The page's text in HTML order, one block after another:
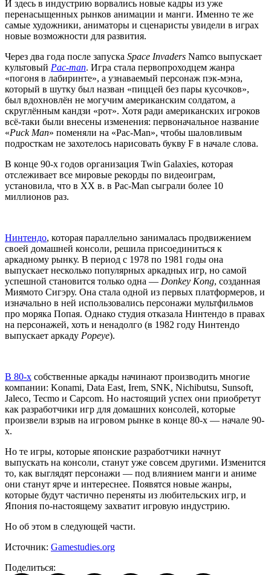
И здесь в индустрию ворвались новые кадры из уже
перенасыщенных рынков анимации и манги. Именно те же
самые художники, аниматоры и сценаристы увидели в играх
новые возможности для развития.
Через два года после запуска Space Invaders Namco выпускает
культовый Pac-man. Игра стала первопроходцем жанра
«погоня в лабиринте», а узнаваемый персонаж пэк-мэна,
который в шутку был назван «пиццей без пары кусочков»,
был вдохновлён не могучим американским солдатом, а
скруглённым кандзи «рот». Хотя ради американских игроков
всё-таки были внесены изменения: первоначальное название
«Puck Man» поменяли на «Pac-Man», чтобы шаловливым
подросткам не захотелось нарисовать букву F в начале слова.
В конце 90-х годов организация Twin Galaxies, которая
отслеживает все мировые рекорды по видеоиграм,
установила, что в ХХ в. в Pac-Man сыграли более 10
миллионов раз.
Нинтендо, которая параллельно занималась продвижением
своей домашней консоли, решила присоединиться к
аркадному рынку. В период с 1978 по 1981 годы она
выпускает несколько популярных аркадных игр, но самой
успешной становится только одна — Donkey Kong, созданная
Миямото Сигэру. Она стала одной из первых платформеров, и
изначально в ней использовались персонажи мультфильмов
про моряка Попая. Однако студия отказала Нинтендо в правах
на персонажей, хоть и ненадолго (в 1982 году Нинтендо
выпускает аркаду Popeye).
В 80-х собственные аркады начинают производить многие
компании: Konami, Data East, Irem, SNK, Nichibutsu, Sunsoft,
Jaleco, Tecmo и Capcom. Но настоящий успех они приобретут
как разработчики игр для домашних консолей, которые
произвели взрыв на игровом рынке в конце 80-х — начале 90-
х.
Но те игры, которые японские разработчики начнут
выпускать на консоли, станут уже совсем другими. Изменится
то, как выглядят персонажи — под влиянием манги и аниме
они станут ярче и интереснее. Появятся новые жанры,
которые будут частично переняты из любительских игр, и
Япония по-настоящему захватит игровую индустрию.
Но об этом в следующей части.
Источник: Gamestudies.org
Поделиться: